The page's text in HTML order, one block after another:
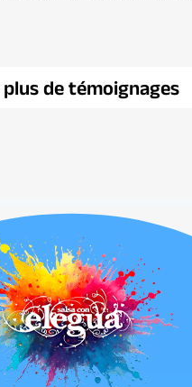
plus de témoignages